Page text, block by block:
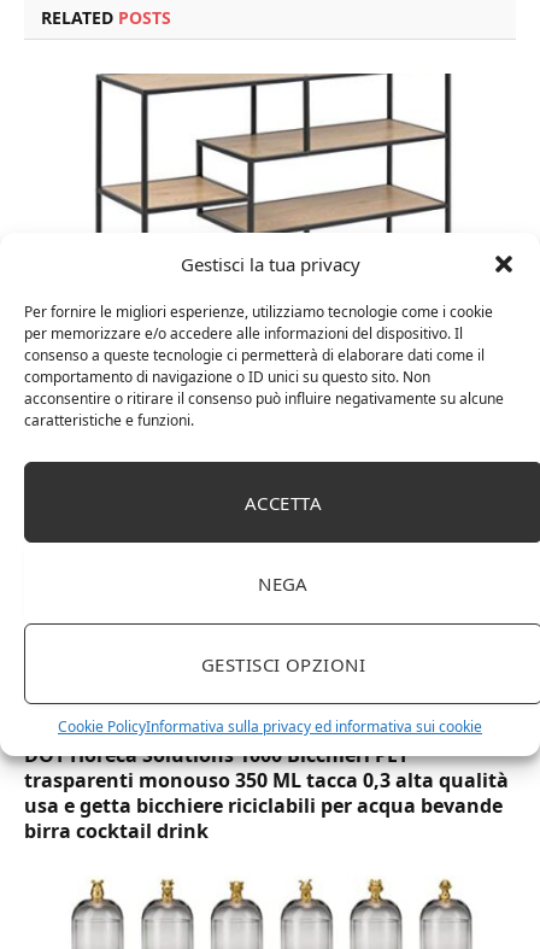
Gestisci la tua privacy
Per fornire le migliori esperienze, utilizziamo tecnologie come i cookie
per memorizzare e/o accedere alle informazioni del dispositivo. Il
consenso a queste tecnologie ci permetterà di elaborare dati come il
comportamento di navigazione o ID unici su questo sito. Non
acconsentire o ritirare il consenso può influire negativamente su alcune
caratteristiche e funzioni.
ACCETTA
NEGA
GESTISCI OPZIONI
Cookie PolicyInformativa sulla privacy ed informativa sui cookie
RELATED POSTS
Amazon Basics Martin – Libreria, 35 x 114 x 78 cm
(Lu x La x A), effetto quercia(In precedenza
marchio Movian)
DOT Horeca Solutions 1000 Bicchieri PET
trasparenti monouso 350 ML tacca 0,3 alta qualità
usa e getta bicchiere riciclabili per acqua bevande
birra cocktail drink